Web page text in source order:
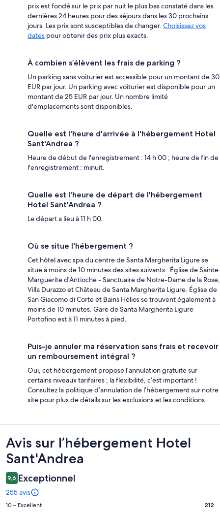
prix est fondé sur le prix par nuit le plus bas constaté dans les
dernières 24 heures pour des séjours dans les 30 prochains
jours. Les prix sont susceptibles de changer. Choisissez vos
dates pour obtenir des prix plus exacts.
À combien s’élèvent les frais de parking ?
Un parking sans voiturier est accessible pour un montant de 30
EUR par jour. Un parking avec voiturier est disponible pour un
montant de 25 EUR par jour. Un nombre limité
d'emplacements sont disponibles.
Quelle est l'heure d'arrivée à l'hébergement Hotel
Sant'Andrea ?
Heure de début de l'enregistrement : 14 h 00 ; heure de fin de
l'enregistrement : minuit.
Quelle est l'heure de départ de l'hébergement
Hotel Sant'Andrea ?
Le départ a lieu à 11 h 00.
Où se situe l'hébergement ?
Cet hôtel avec spa du centre de Santa Margherita Ligure se
situe à moins de 10 minutes des sites suivants : Église de Sainte
Marguerite d'Antioche - Sanctuaire de Notre-Dame de la Rose,
Villa Durazzo et Château de Santa Margherita Ligure. Église de
San Giacomo di Corte et Bains Hélios se trouvent également à
moins de 10 minutes. Gare de Santa Margherita Ligure
Portofino est à 11 minutes à pied.
Puis-je annuler ma réservation sans frais et recevoir
un remboursement intégral ?
Oui, cet hébergement propose l’annulation gratuite sur
certains niveaux tarifaires ; la flexibilité, c’est important !
Consultez la politique d’annulation de l’hébergement sur notre
site pour plus de détails sur les exclusions et les conditions.
Avis
Avis sur l’hébergement Hotel
Sant'Andrea
9,6 Exceptionnel
255 avis
Note
10 – Excellent 212